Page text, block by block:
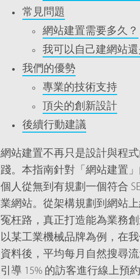
常見問題
網站建置需要多久？
我可以自己建網站
我們的優勢
專業的技術支持
頂尖的創新設計
後續行動建議
網站建置不再只是設計與程
踐。本指南針對「網站建置
個人從無到有規劃一個符合
業網站。從架構規劃到網站
冤枉路，真正打造能為業務創
以某工業機械品牌為例，在
資料後，平均每月自然搜尋
引導 15% 的訪客進行線上預